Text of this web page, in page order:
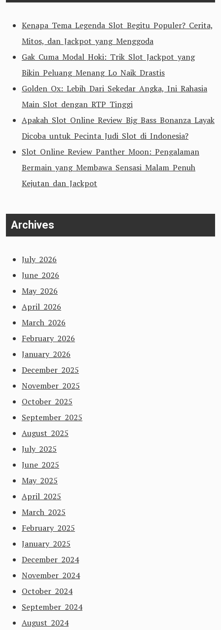
Kenapa Tema Legenda Slot Begitu Populer? Cerita,
Mitos, dan Jackpot yang Menggoda
Gak Cuma Modal Hoki: Trik Slot Jackpot yang
Bikin Peluang Menang Lo Naik Drastis
Golden Ox: Lebih Dari Sekedar Angka, Ini Rahasia
Main Slot dengan RTP Tinggi
Apakah Slot Online Review Big Bass Bonanza Layak
Dicoba untuk Pecinta Judi Slot di Indonesia?
Slot Online Review Panther Moon: Pengalaman
Bermain yang Membawa Sensasi Malam Penuh
Kejutan dan Jackpot
Archives
July 2026
June 2026
May 2026
April 2026
March 2026
February 2026
January 2026
December 2025
November 2025
October 2025
September 2025
August 2025
July 2025
June 2025
May 2025
April 2025
March 2025
February 2025
January 2025
December 2024
November 2024
October 2024
September 2024
August 2024